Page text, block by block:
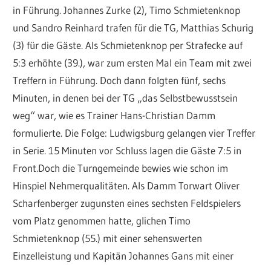
in Führung. Johannes Zurke (2), Timo Schmietenknop
und Sandro Reinhard trafen für die TG, Matthias Schurig
(3) für die Gäste. Als Schmietenknop per Strafecke auf
5:3 erhöhte (39.), war zum ersten Mal ein Team mit zwei
Treffern in Führung. Doch dann folgten fünf, sechs
Minuten, in denen bei der TG „das Selbstbewusstsein
weg“ war, wie es Trainer Hans-Christian Damm
formulierte. Die Folge: Ludwigsburg gelangen vier Treffer
in Serie. 15 Minuten vor Schluss lagen die Gäste 7:5 in
Front.Doch die Turngemeinde bewies wie schon im
Hinspiel Nehmerqualitäten. Als Damm Torwart Oliver
Scharfenberger zugunsten eines sechsten Feldspielers
vom Platz genommen hatte, glichen Timo
Schmietenknop (55.) mit einer sehenswerten
Einzelleistung und Kapitän Johannes Gans mit einer